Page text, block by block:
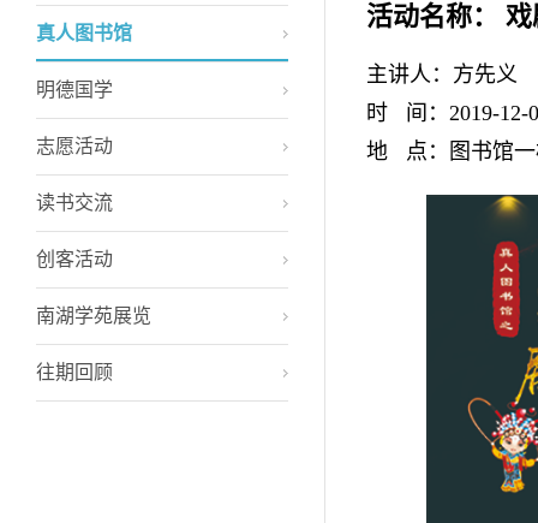
真人图书馆
明德国学
志愿活动
读书交流
创客活动
南湖学苑展览
往期回顾
活动名称：
主讲人：方先义
时 间：2019-12-
地 点：图书馆一